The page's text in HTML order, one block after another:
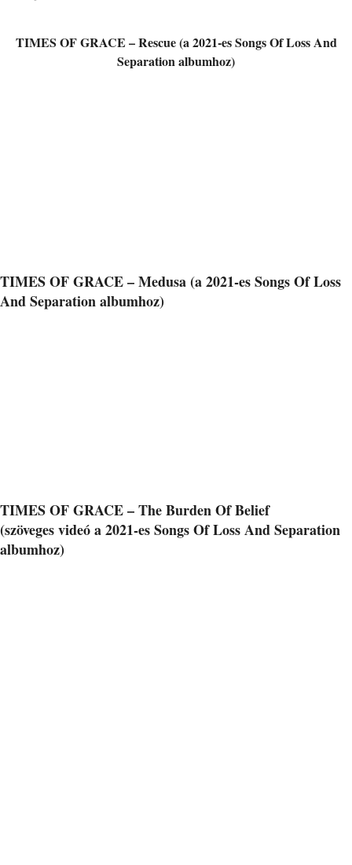
TIMES OF GRACE – Rescue (a 2021-es Songs Of Loss And
Separation albumhoz)
TIMES OF GRACE – Medusa (a 2021-es Songs Of Loss
And Separation albumhoz)
TIMES OF GRACE – The Burden Of Belief
(szöveges videó a 2021-es Songs Of Loss And Separation
albumhoz)